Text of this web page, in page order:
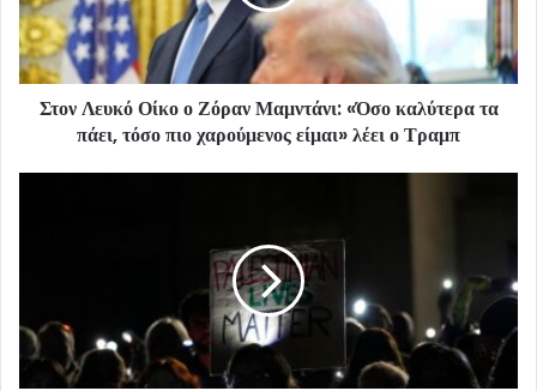
Στον Λευκό Οίκο ο Ζόραν Μαμντάνι: «Όσο καλύτερα τα
πάει, τόσο πιο χαρούμενος είμαι» λέει ο Τραμπ